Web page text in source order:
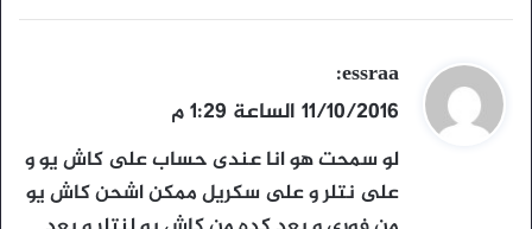
ي
ق
و
ل
essraa
:
11/10/2016 الساعة 1:29 م
لو سمحت هو انا عندى حساب على كاش يو و
على نتلر و على سكريل ممكن اشحن كاش يو